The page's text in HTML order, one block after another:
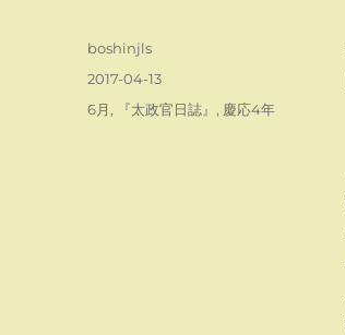
投
boshinjls
投
稿
2017-04-13
カ
6月 , 『太政官日誌』 , 慶応4年